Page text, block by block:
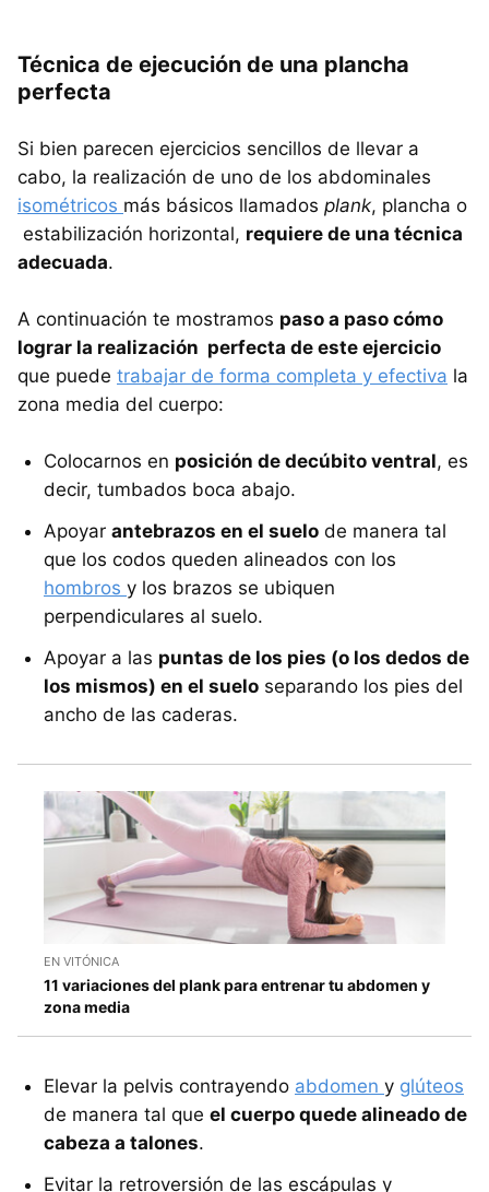
Técnica de ejecución de una plancha
perfecta
Si bien parecen ejercicios sencillos de llevar a
cabo, la realización de uno de los abdominales
isométricos más básicos llamados plank, plancha o
estabilización horizontal, requiere de una técnica
adecuada.
A continuación te mostramos paso a paso cómo
lograr la realización perfecta de este ejercicio
que puede trabajar de forma completa y efectiva la
zona media del cuerpo:
Colocarnos en posición de decúbito ventral, es
decir, tumbados boca abajo.
Apoyar antebrazos en el suelo de manera tal
que los codos queden alineados con los
hombros y los brazos se ubiquen
perpendiculares al suelo.
Apoyar a las puntas de los pies (o los dedos de
los mismos) en el suelo separando los pies del
ancho de las caderas.
EN VITÓNICA
11 variaciones del plank para entrenar tu abdomen y
zona media
Elevar la pelvis contrayendo abdomen y glúteos
de manera tal que el cuerpo quede alineado de
cabeza a talones.
Evitar la retroversión de las escápulas y